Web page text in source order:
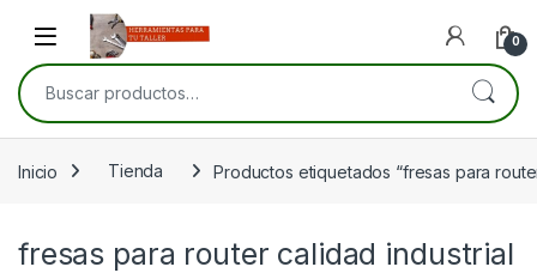
Skip to navigation
Skip to content
Open 0
Buscar por:
Inicio Tienda Productos etiquetados “fresas para
fresas para router calidad industrial